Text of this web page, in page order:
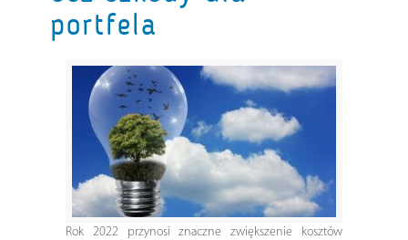
portfela
Rok 2022 przynosi znaczne zwiększenie kosztów